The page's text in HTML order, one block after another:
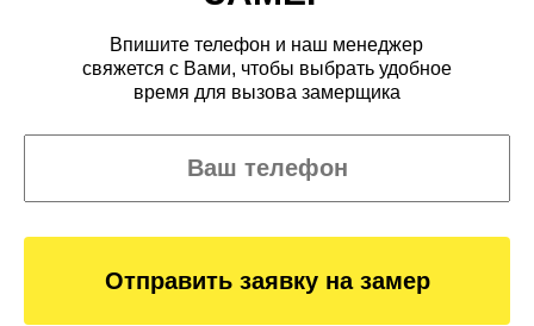
Впишите телефон и наш менеджер
свяжется с Вами, чтобы выбрать удобное
время для вызова замерщика
Отправить заявку на замер